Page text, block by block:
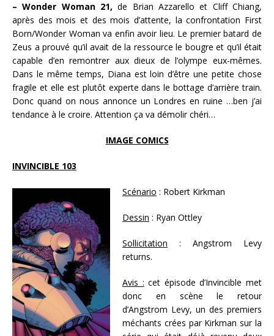
– Wonder Woman 21, de Brian Azzarello et Cliff Chiang,
après des mois et des mois d’attente, la confrontation First
Born/Wonder Woman va enfin avoir lieu. Le premier batard de
Zeus a prouvé qu’il avait de la ressource le bougre et qu’il était
capable d’en remontrer aux dieux de l’olympe eux-mêmes.
Dans le même temps, Diana est loin d’être une petite chose
fragile et elle est plutôt experte dans le bottage d’arrière train.
Donc quand on nous annonce un Londres en ruine …ben j’ai
tendance à le croire. Attention ça va démolir chéri…
IMAGE COMICS
INVINCIBLE 103
Scénario : Robert Kirkman
Dessin : Ryan Ottley
Sollicitation : Angstrom Levy
returns.
Avis : cet épisode d’Invincible met
donc en scène le retour
d’Angstrom Levy, un des premiers
méchants crées par Kirkman sur la